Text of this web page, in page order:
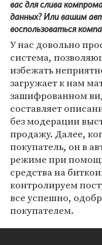
вас для слива
данных? Или вашим
воспользоваться
У нас довольно
система,
избежать
загружает к нам
зашифрованном
составляет
без модерации
продажу. Далее,
покупатель, он в
режиме при
средства на
контролируем
все успешно,
покупателем.